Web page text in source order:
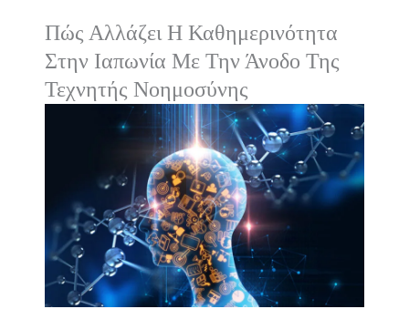
Πώς Αλλάζει Η Καθημερινότητα
Στην Ιαπωνία Με Την Άνοδο Της
Τεχνητής Νοημοσύνης